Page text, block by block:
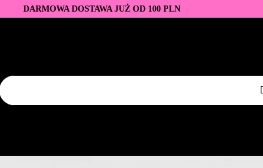
DARMOWA DOSTAWA JUŻ OD 100 PLN
BAZY I TOPY LAKIERY HYBRYDOWE